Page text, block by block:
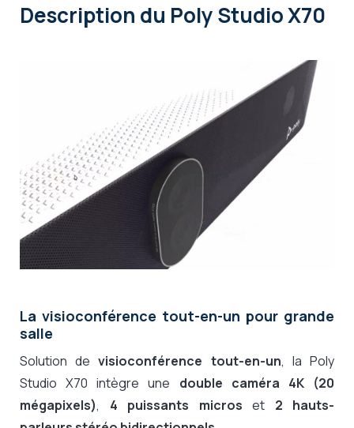
Description du Poly Studio X70
La visioconférence tout-en-un pour grande
salle
Solution devisioconférence tout-en-un, la Poly
Studio X70 intègre une double caméra 4K (20
mégapixels), 4 puissants micros et 2 hauts-